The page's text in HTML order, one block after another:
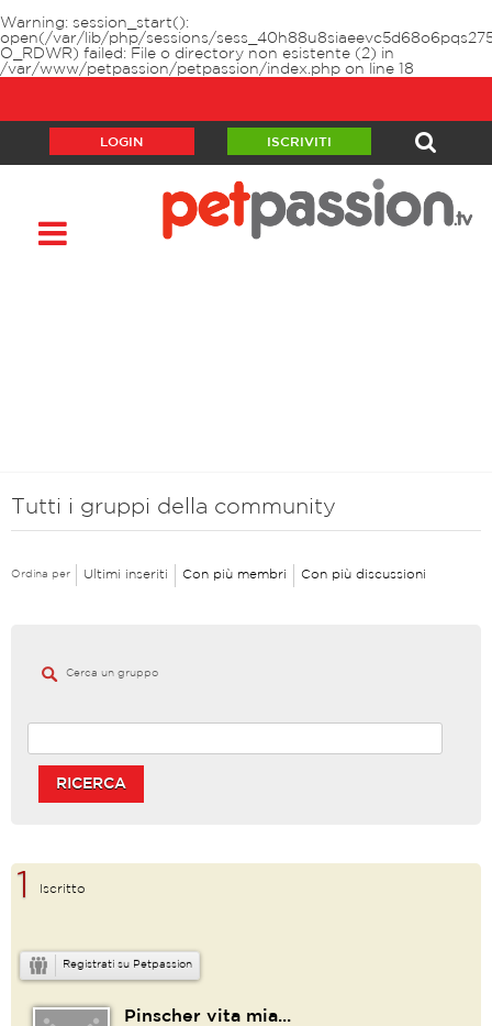
Warning: session_start():
open(/var/lib/php/sessions/
O_RDWR) failed: File o directory non esistente (2) in
/var/www/petpassion/petpassion/index.php on line 18
LOGIN ISCRIVITI
Tutti i gruppi della community
Ordina per Ultimi inseriti Con più membri Con più discussioni
Cerca un gruppo
RICERCA
1 Iscritto
Registrati su Petpassion
Pinscher vita mia...